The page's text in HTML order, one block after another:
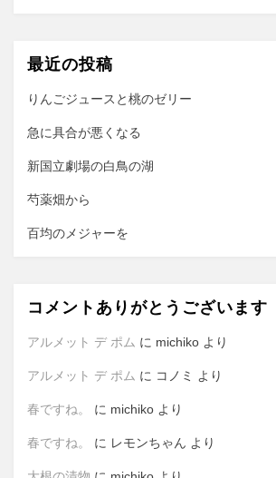
シ
ョ
ン
最近の投稿
りんごジュースと桃のゼリー
急に具合が悪くなる
新国立劇場の白鳥の湖
芍薬畑から
百均のメジャーを
コメントありがとうございます
アルメット デ ポム に michiko より
アルメット デ ポム に コノミ より
春ですね。 に michiko より
春ですね。 に レモンちゃん より